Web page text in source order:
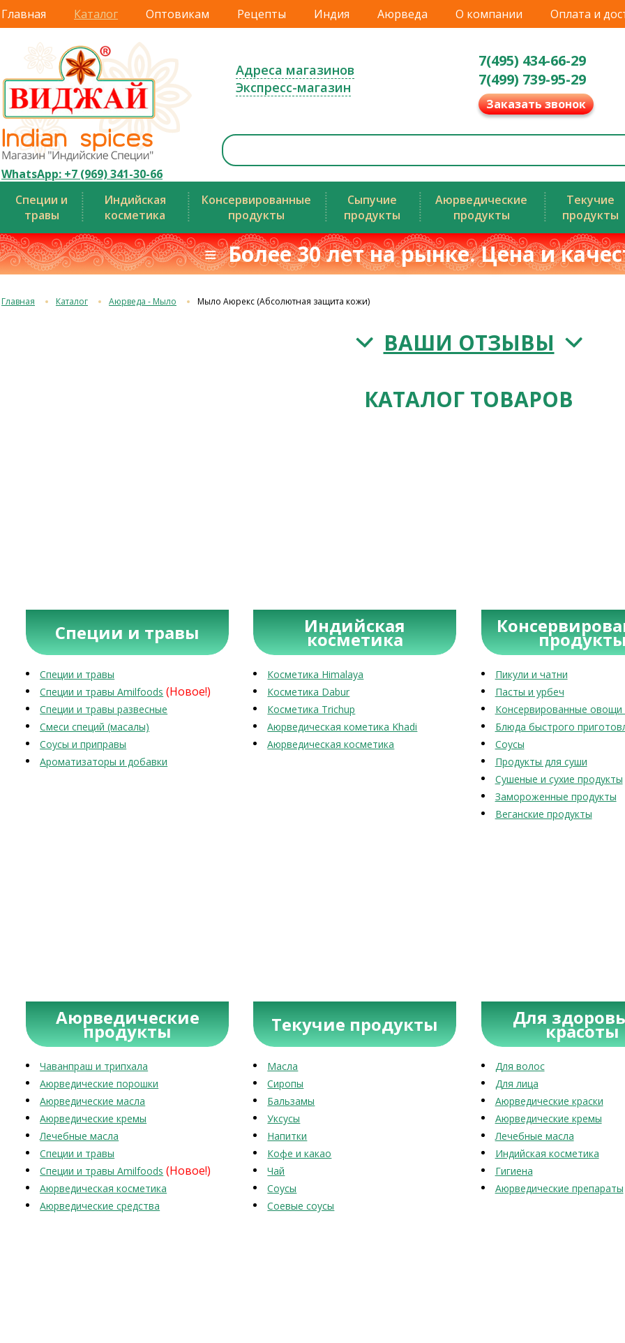
Главная Каталог Оптовикам Рецепты Индия Аюрведа О компании Оплата и
WhatsApp: +7 (969) 341-30-66
Адреса магазинов
Экспресс-магазин
7(495) 434-66-29
7(499) 739-95-29
Заказать звонок
Специи и
травы
Индийская
косметика
Консервированные
продукты
Сыпучие
продукты
Аюрведические
продукты
Текучие
продукты
≡ Более 30 лет на рынке. Цена и
Главная Каталог Аюрведа - Мыло Мыло Аюрекс (Абсолютная защита кожи)
ВАШИ ОТЗЫВЫ
КАТАЛОГ ТОВАРОВ
Специи и травы
Специи и травы
Специи и травы Amilfoods (Новое!)
Специи и травы развесные
Смеси специй (масалы)
Соусы и приправы
Ароматизаторы и добавки
Индийская
косметика
Косметика Himalaya
Косметика Dabur
Косметика Trichup
Аюрведическая кометика Khadi
Аюрведическая косметика
Пикули и чатни
Пасты и урбеч
Консервированные овощи
Блюда быстрого
Соусы
Продукты для суши
Сушеные и сухие продукты
Замороженные продукты
Веганские продукты
Аюрведические
продукты
Чаванпраш и трипхала
Аюрведические порошки
Аюрведические масла
Аюрведические кремы
Лечебные масла
Специи и травы
Специи и травы Amilfoods (Новое!)
Аюрведическая косметика
Аюрведические средства
Текучие продукты
Масла
Сиропы
Бальзамы
Уксусы
Напитки
Кофе и какао
Чай
Соусы
Соевые соусы
Для
красоты
Для волос
Для лица
Аюрведические краски
Аюрведические кремы
Лечебные масла
Индийская косметика
Гигиена
Аюрведические препараты